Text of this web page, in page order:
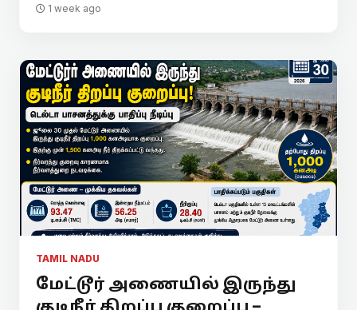
1 week ago
TAMIL NADU
மேட்டூர் அணையில் இருந்து
குடிநீர் திறப்பு குறைப்பு –